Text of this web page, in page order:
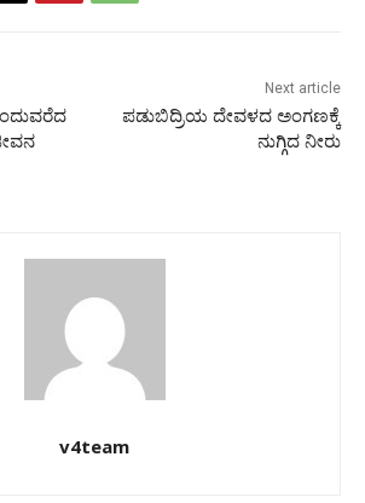
Next article
ಪಡುಬಿದ್ರಿಯ ದೇವಳದ ಅಂಗಣಕ್ಕೆ
ನುಗ್ಗಿದ ನೀರು
v4team